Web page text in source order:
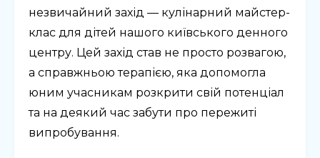
незвичайний захід — кулінарний майстер-
клас для дітей нашого київського денного
центру. Цей захід став не просто розвагою,
а справжньою терапією, яка допомогла
юним учасникам розкрити свій потенціал
та на деякий час забути про пережиті
випробування.